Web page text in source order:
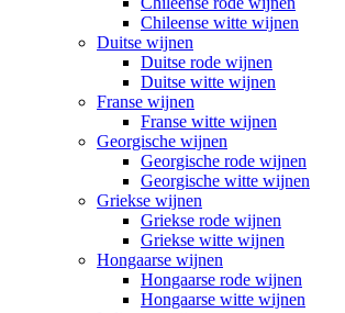
Chileense witte wijnen
Duitse wijnen
Duitse rode wijnen
Duitse witte wijnen
Franse wijnen
Franse witte wijnen
Georgische wijnen
Georgische rode wijnen
Georgische witte wijnen
Griekse wijnen
Griekse rode wijnen
Griekse witte wijnen
Hongaarse wijnen
Hongaarse rode wijnen
Hongaarse witte wijnen